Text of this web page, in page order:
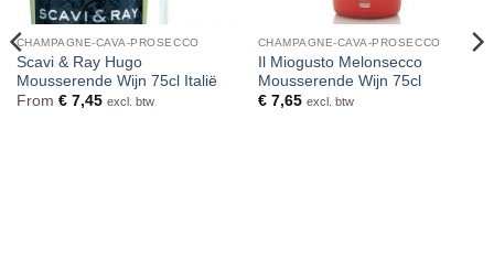
CHAMPAGNE-CAVA-PROSECCO
Scavi & Ray Hugo
Mousserende Wijn 75cl Italië
From €7,45 excl. btw
CHAMPAGNE-CAVA-PROSECCO
Il Miogusto Melonsecco
Mousserende Wijn 75cl
€7,65 excl. btw